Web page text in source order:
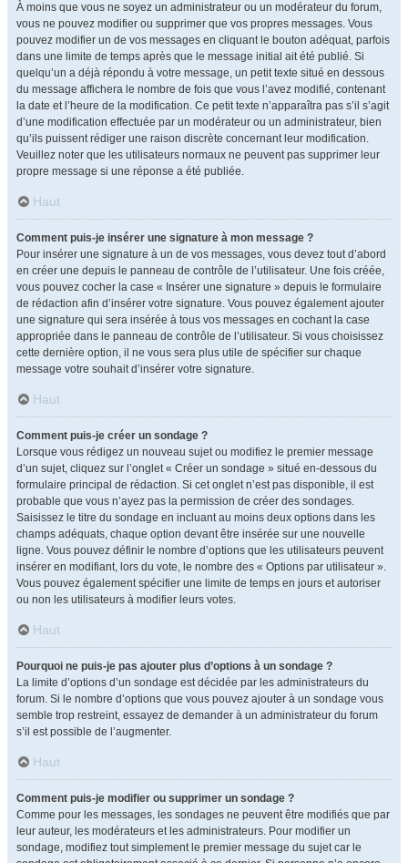
À moins que vous ne soyez un administrateur ou un modérateur du forum,
vous ne pouvez modifier ou supprimer que vos propres messages. Vous
pouvez modifier un de vos messages en cliquant le bouton adéquat, parfois
dans une limite de temps après que le message initial ait été publié. Si
quelqu’un a déjà répondu à votre message, un petit texte situé en dessous
du message affichera le nombre de fois que vous l’avez modifié, contenant
la date et l’heure de la modification. Ce petit texte n’apparaîtra pas s’il s’agit
d’une modification effectuée par un modérateur ou un administrateur, bien
qu’ils puissent rédiger une raison discrète concernant leur modification.
Veuillez noter que les utilisateurs normaux ne peuvent pas supprimer leur
propre message si une réponse a été publiée.
Haut
Comment puis-je insérer une signature à mon message ?
Pour insérer une signature à un de vos messages, vous devez tout d’abord
en créer une depuis le panneau de contrôle de l’utilisateur. Une fois créée,
vous pouvez cocher la case « Insérer une signature » depuis le formulaire
de rédaction afin d’insérer votre signature. Vous pouvez également ajouter
une signature qui sera insérée à tous vos messages en cochant la case
appropriée dans le panneau de contrôle de l’utilisateur. Si vous choisissez
cette dernière option, il ne vous sera plus utile de spécifier sur chaque
message votre souhait d’insérer votre signature.
Haut
Comment puis-je créer un sondage ?
Lorsque vous rédigez un nouveau sujet ou modifiez le premier message
d’un sujet, cliquez sur l’onglet « Créer un sondage » situé en-dessous du
formulaire principal de rédaction. Si cet onglet n’est pas disponible, il est
probable que vous n’ayez pas la permission de créer des sondages.
Saisissez le titre du sondage en incluant au moins deux options dans les
champs adéquats, chaque option devant être insérée sur une nouvelle
ligne. Vous pouvez définir le nombre d’options que les utilisateurs peuvent
insérer en modifiant, lors du vote, le nombre des « Options par utilisateur ».
Vous pouvez également spécifier une limite de temps en jours et autoriser
ou non les utilisateurs à modifier leurs votes.
Haut
Pourquoi ne puis-je pas ajouter plus d’options à un sondage ?
La limite d’options d’un sondage est décidée par les administrateurs du
forum. Si le nombre d’options que vous pouvez ajouter à un sondage vous
semble trop restreint, essayez de demander à un administrateur du forum
s’il est possible de l’augmenter.
Haut
Comment puis-je modifier ou supprimer un sondage ?
Comme pour les messages, les sondages ne peuvent être modifiés que par
leur auteur, les modérateurs et les administrateurs. Pour modifier un
sondage, modifiez tout simplement le premier message du sujet car le